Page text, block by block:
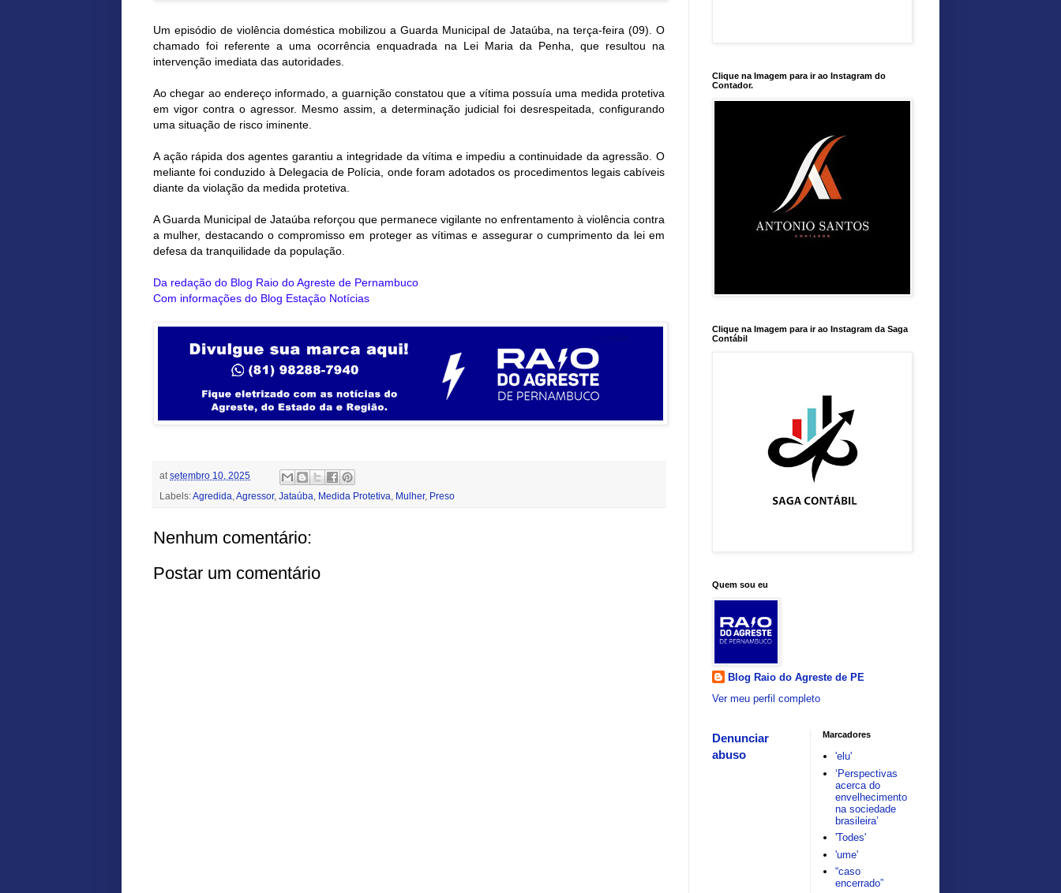
Um episódio de violência doméstica mobilizou a Guarda Municipal de Jataúba, na terça-feira (09). O
chamado foi referente a uma ocorrência enquadrada na Lei Maria da Penha, que resultou na
intervenção imediata das autoridades.
Ao chegar ao endereço informado, a guarnição constatou que a vítima possuía uma medida protetiva
em vigor contra o agressor. Mesmo assim, a determinação judicial foi desrespeitada, configurando
uma situação de risco iminente.
A ação rápida dos agentes garantiu a integridade da vítima e impediu a continuidade da agressão. O
meliante foi conduzido à Delegacia de Polícia, onde foram adotados os procedimentos legais cabíveis
diante da violação da medida protetiva.
A Guarda Municipal de Jataúba reforçou que permanece vigilante no enfrentamento à violência contra
a mulher, destacando o compromisso em proteger as vítimas e assegurar o cumprimento da lei em
defesa da tranquilidade da população.
Da redação do Blog Raio do Agreste de Pernambuco
Com informações do Blog Estação Notícias
at setembro 10, 2025
Labels:Agredida Agressor, Jataúba Medida Protetiva Mulher, Preso
Nenhum comentário:
Postar um comentário
Clique na Imagem para ir ao Instagram do
Contador.
Clique na Imagem para ir ao Instagram da Saga
Contábil
Quem sou eu
Blog Raio do Agreste de PE
Ver meu perfil completo
Denunciar
abuso
Marcadores
'elu'
‘Perspectivas
acerca do
envelhecimento
na sociedade
brasileira’
'Todes'
'ume'
“caso
encerrado”